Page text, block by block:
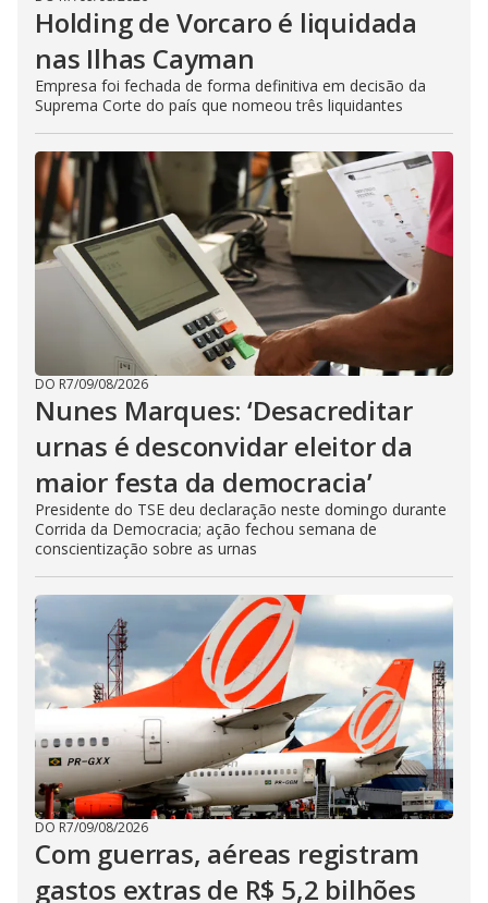
Holding de Vorcaro é liquidada
nas Ilhas Cayman
Empresa foi fechada de forma definitiva em decisão da
Suprema Corte do país que nomeou três liquidantes
DO R7/09/08/2026
Nunes Marques: ‘Desacreditar
urnas é desconvidar eleitor da
maior festa da democracia’
Presidente do TSE deu declaração neste domingo durante
Corrida da Democracia; ação fechou semana de
conscientização sobre as urnas
DO R7/09/08/2026
Com guerras, aéreas registram
gastos extras de R$ 5,2 bilhões